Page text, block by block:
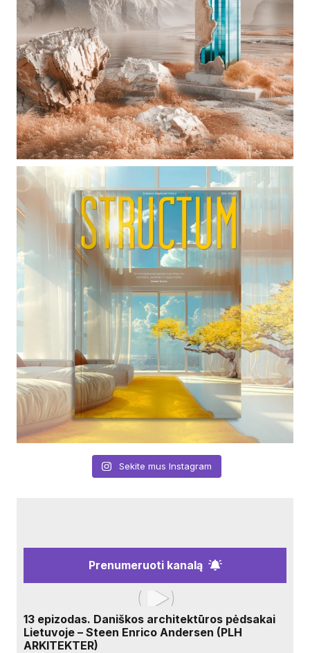
Sekite mus Instagram
Prenumeruoti kanalą
13 epizodas. Daniškos architektūros pėdsakai
Lietuvoje – Steen Enrico Andersen (PLH
ARKITEKTER)